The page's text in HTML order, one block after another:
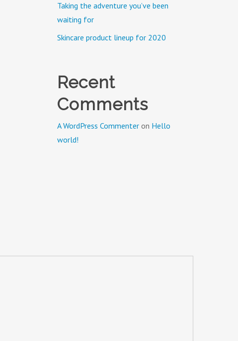
Taking the adventure you’ve been
waiting for
Skincare product lineup for 2020
Recent
Comments
A WordPress Commenter on Hello
world!